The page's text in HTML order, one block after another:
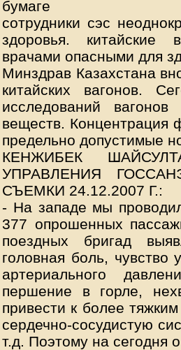
бумаге
сотрудники сэс
здоровья. китайские
врачами опасными для
Минздрав Казахстана
китайских вагонов.
исследований
веществ. Концентрация
предельно допустимые
КЕНЖИБЕК
УПРАВЛЕНИЯ
СЪЕМКИ 24.12.2007 Г.:
- На западе мы
377 опрошенных
поездных бригад
головная боль, чувство
артериального
першение в горле,
привести к более
сердечно-сосудистую
т.д. Поэтому на сегодня